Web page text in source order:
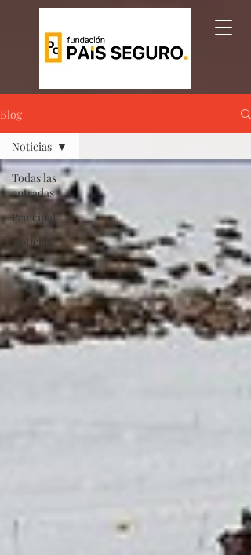
Blog
Todas las
entradas
Principal
Noticias
Noticias